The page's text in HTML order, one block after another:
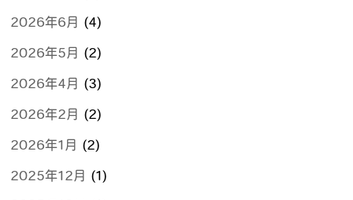
2026年6月 (4)
2026年5月 (2)
2026年4月 (3)
2026年2月 (2)
2026年1月 (2)
2025年12月 (1)